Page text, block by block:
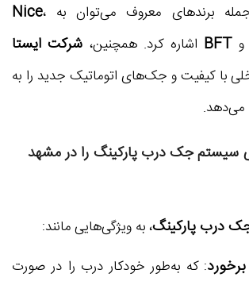
برندهای معروف می‌توان به Nice،
وBFT اشاره کرد. همچنین، شرکت ایستا
با کیفیت و جک‌های اتوماتیک جدید را به
می‌دهد.
سیستم جک درب پارکینگ را در مشهد
درب پارکینگ، به ویژگی‌هایی مانند:
: که به‌طور خودکار درب را در صورت